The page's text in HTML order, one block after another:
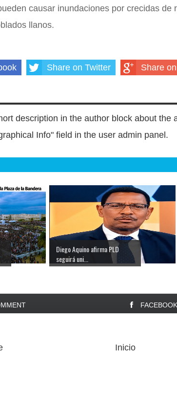
causar inundaciones por crecidas de
llanos.
Share on Twitter Share
description in the author block about the
Info" field in the user admin panel.
Diego Aquino afirma PLD
seguirá uni...
Inicio